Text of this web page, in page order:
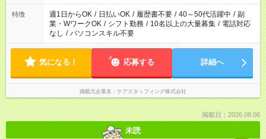
特徴 週1日からOK / 日払いOK / 履歴書不要 / 40～50代活躍中 / 副
業・WワークOK / シフト勤務 / 10名以上の大量募集 / 電話対応
なし / パソコンスキル不要
気になる！ 応募する 詳細へ
掲載元企業名 ケアスタッフィング株式会社
掲載日：2026.08.06
未読